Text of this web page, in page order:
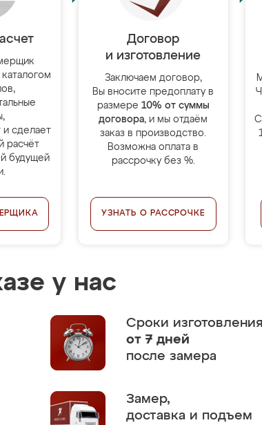
и сделает
расчёт
будущей
Договор
и изготовление
Заключаем договор,
Вы вносите предоплату в
размере 10% от суммы
договора, и мы отдаём
заказ в производство.
Возможна оплата в
рассрочку без %.
УЗНАТЬ О РАССРОЧКЕ
у нас
Сроки изготовления
от 7 дней
после замера
Замер,
доставка и подъем